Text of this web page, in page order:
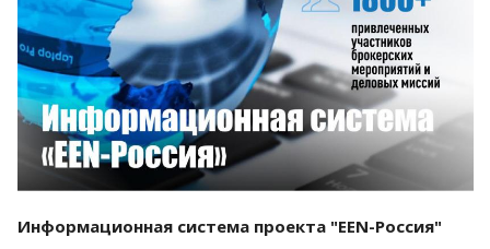
Смотреть проект
Информационная система проекта "EEN-Россия"